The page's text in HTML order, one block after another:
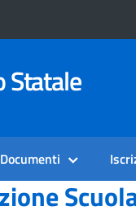
Statale
Documenti